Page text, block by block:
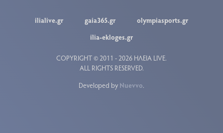
ilialive.gr gaia365.gr
olympiasports.gr
ilia-ekloges.gr
COPYRIGHT © 2011 - 2026 ΗΛΕΙΑ LIVE.
ALL RIGHTS RESERVED.
Developed by Nuevvo.